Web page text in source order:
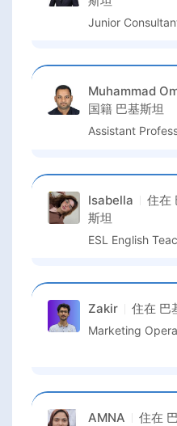
Junior
Muhammad
国籍 巴基斯坦
Assistant
Isabella 住在
斯坦
ESL English
Zakir 住在 巴
AMNA 住在